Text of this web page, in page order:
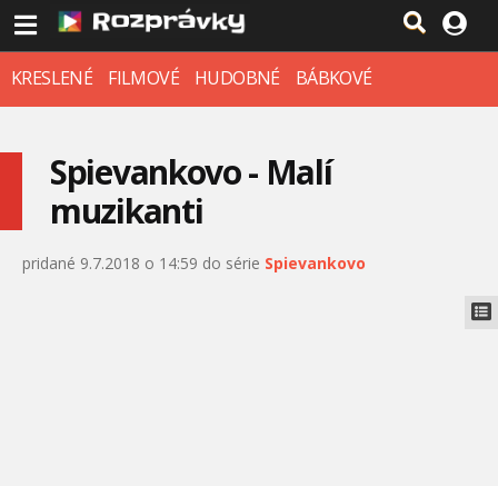
KRESLENÉ FILMOVÉ HUDOBNÉ BÁBKOVÉ
Spievankovo - Malí
muzikanti
pridané 9.7.2018 o 14:59 do série Spievankovo